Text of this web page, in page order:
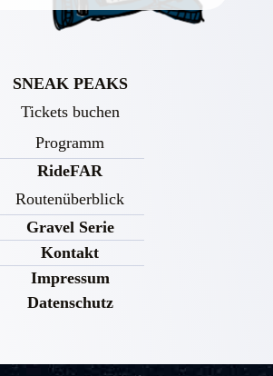
SNEAK PEAKS
Tickets buchen
Programm
RideFAR
Routenüberblick
Gravel Serie
Kontakt
Impressum
Datenschutz